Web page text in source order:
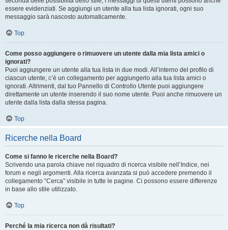
essere evidenziati. Se aggiungi un utente alla tua lista ignorati, ogni suo
messaggio sarà nascosto automaticamente.
Top
Come posso aggiungere o rimuovere un utente dalla mia lista amici o
ignorati?
Puoi aggiungere un utente alla tua lista in due modi. All’interno del profilo di
ciascun utente, c’è un collegamento per aggiungerlo alla tua lista amici o
ignorati. Altrimenti, dal tuo Pannello di Controllo Utente puoi aggiungere
direttamente un utente inserendo il suo nome utente. Puoi anche rimuovere un
utente dalla lista dalla stessa pagina.
Top
Ricerche nella Board
Come si fanno le ricerche nella Board?
Scrivendo una parola chiave nel riquadro di ricerca visibile nell’Indice, nei
forum e negli argomenti. Alla ricerca avanzata si può accedere premendo il
collegamento “Cerca” visibile in tutte le pagine. Ci possono essere differenze
in base allo stile utilizzato.
Top
Perché la mia ricerca non dà risultati?